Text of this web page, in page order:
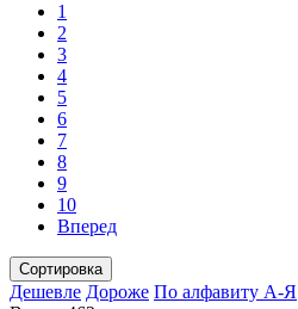
1
2
3
4
5
6
7
8
9
10
Вперед
Сортировка
Дешевле Дороже По алфавиту А-Я